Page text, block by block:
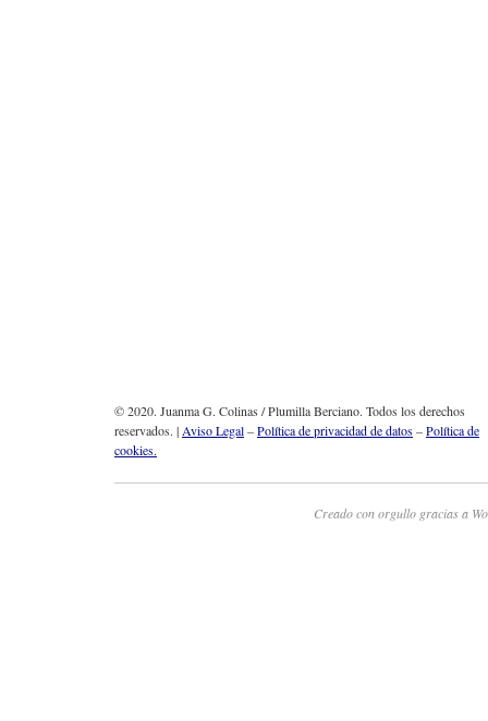
© 2020. Juanma G. Colinas / Plumilla Berciano. Todos los derechos
reservados. |Aviso Legal–Política de privacidad de datos–Política de
cookies.
Creado con orgullo gracias a